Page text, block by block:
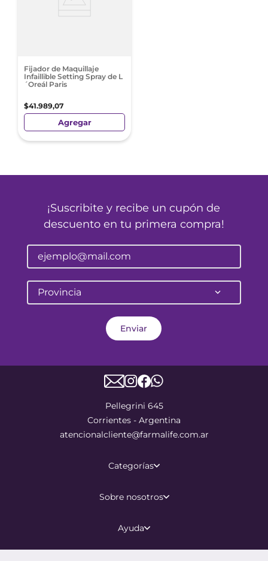
Fijador de Maquillaje
Infaillible Setting Spray de L
´Oreál Paris
$41.989,07
Agregar
¡Suscribite y recibe un cupón de
descuento en tu primera compra!
Provincia
Enviar
Pellegrini 645
Corrientes - Argentina
atencionalcliente@farmalife.com.ar
Categorías
Sobre nosotros
Ayuda